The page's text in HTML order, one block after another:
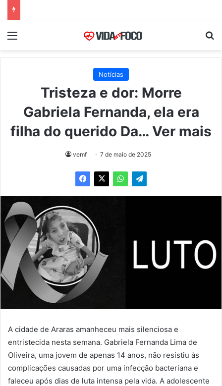
Menu
Notícias
Tristeza e dor: Morre
Gabriela Fernanda, ela era
filha do querido Da… Ver mais
vemf 7 de maio de 2025
A cidade de Araras amanheceu mais silenciosa e
entristecida nesta semana. Gabriela Fernanda Lima de
Oliveira, uma jovem de apenas 14 anos, não resistiu às
complicações causadas por uma infecção bacteriana e
faleceu após dias de luta intensa pela vida. A adolescente